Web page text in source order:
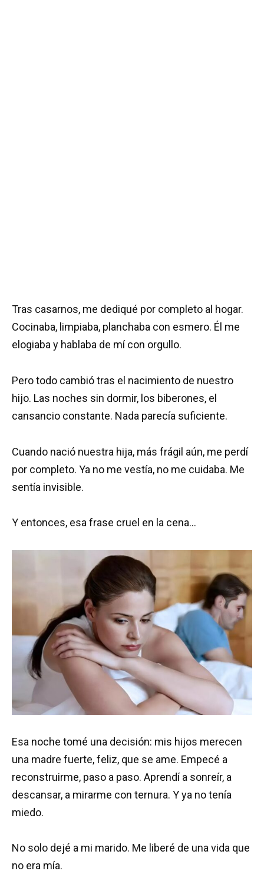
Tras casarnos, me dediqué por completo al hogar.
Cocinaba, limpiaba, planchaba con esmero. Él me
elogiaba y hablaba de mí con orgullo.
Pero todo cambió tras el nacimiento de nuestro
hijo. Las noches sin dormir, los biberones, el
cansancio constante. Nada parecía suficiente.
Cuando nació nuestra hija, más frágil aún, me perdí
por completo. Ya no me vestía, no me cuidaba. Me
sentía invisible.
Y entonces, esa frase cruel en la cena…
Esa noche tomé una decisión: mis hijos merecen
una madre fuerte, feliz, que se ame. Empecé a
reconstruirme, paso a paso. Aprendí a sonreír, a
descansar, a mirarme con ternura. Y ya no tenía
miedo.
No solo dejé a mi marido. Me liberé de una vida que
no era mía.